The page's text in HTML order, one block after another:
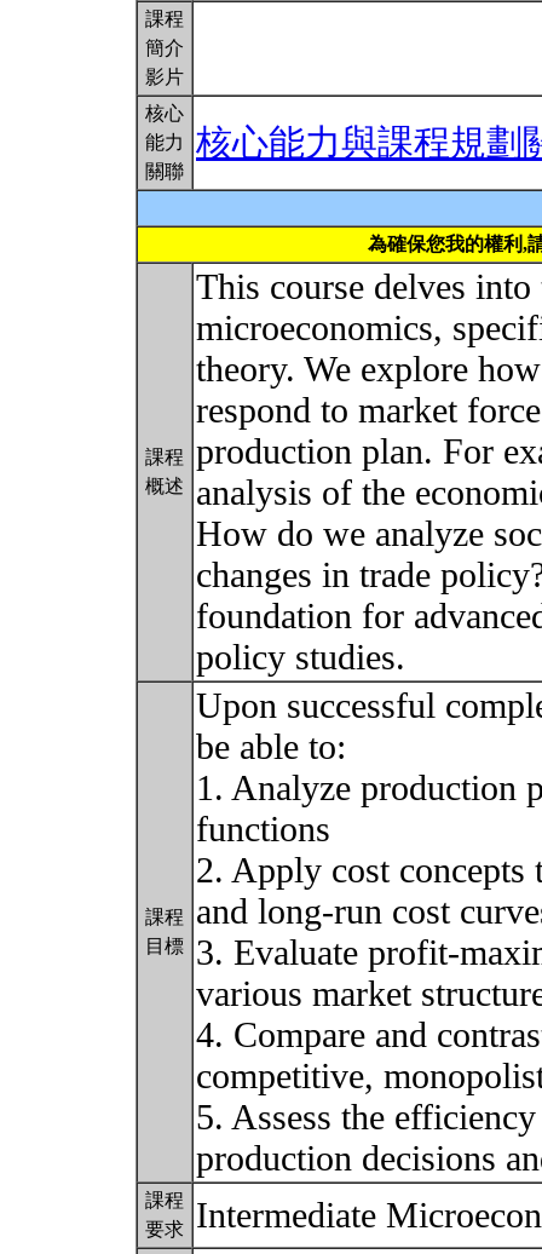
課程
簡介
影片
核心
能力
關聯
核心能力與課程規劃
為確保您我的權利,
課程
概述
This course delves
microeconomics,
theory. We explore
respond to market
production plan. For
analysis of the
How do we analyze
changes in trade
foundation for
policy studies.
課程
目標
Upon successful
be able to:
1. Analyze production
functions
2. Apply cost concepts
and long-run cost
3. Evaluate profit-
various market
4. Compare and
competitive,
5. Assess the
production decisions
課程
要求
Intermediate